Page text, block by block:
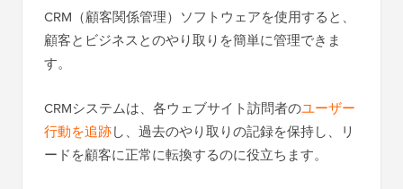
CRM（顧客関係管理）ソフトウェアを使用すると、
顧客とビジネスとのやり取りを簡単に管理できま
す。
CRMシステムは、各ウェブサイト訪問者のユーザー
行動を追跡し、過去のやり取りの記録を保持し、リ
ードを顧客に正常に転換するのに役立ちます。